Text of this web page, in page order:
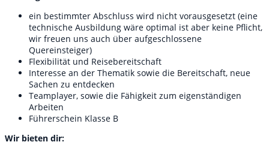
ein bestimmter Abschluss wird nicht vorausgesetzt (eine
technische Ausbildung wäre optimal ist aber keine Pflicht,
wir freuen uns auch über aufgeschlossene
Quereinsteiger)
Flexibilität und Reisebereitschaft
Interesse an der Thematik sowie die Bereitschaft, neue
Sachen zu entdecken
Teamplayer, sowie die Fähigkeit zum eigenständigen
Arbeiten
Führerschein Klasse B
Wir bieten dir: